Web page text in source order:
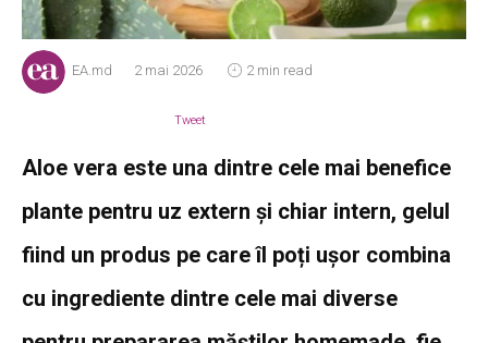
EA.md 2 mai 2026 2 min read
Tweet
Aloe vera este una dintre cele mai benefice
plante pentru uz extern și chiar intern, gelul
fiind un produs pe care îl poți ușor combina
cu ingrediente dintre cele mai diverse